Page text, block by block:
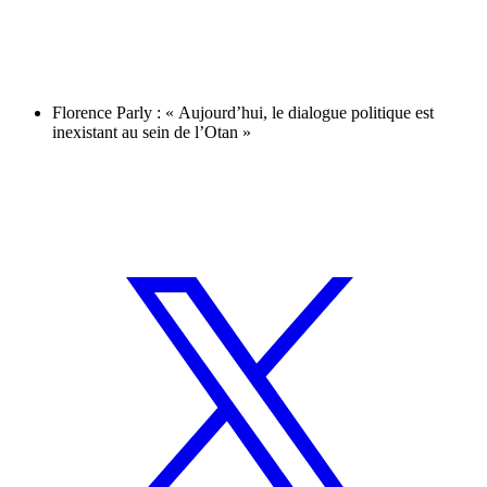
Florence Parly : « Aujourd’hui, le dialogue politique est
inexistant au sein de l’Otan »